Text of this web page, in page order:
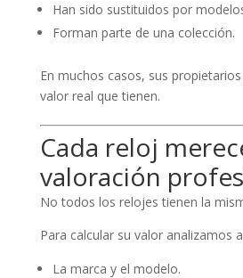
Han sido sustituidos por
Forman parte de una colección.
En muchos casos, sus
valor real que tienen.
Cada reloj
valoración
No todos los relojes tienen la
Para calcular su valor analizamos
La marca y el modelo.